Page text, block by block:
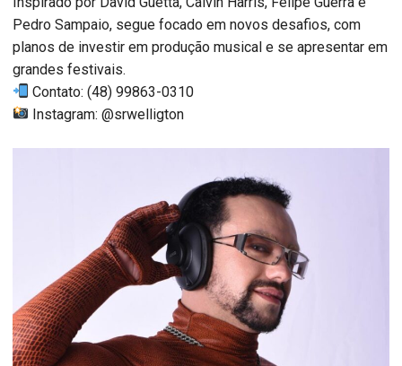
Pedro Sampaio, segue focado em novos desafios, com
planos de investir em produção musical e se apresentar em
grandes festivais.
Contato: (48) 99863-0310
Instagram: @srwelligton